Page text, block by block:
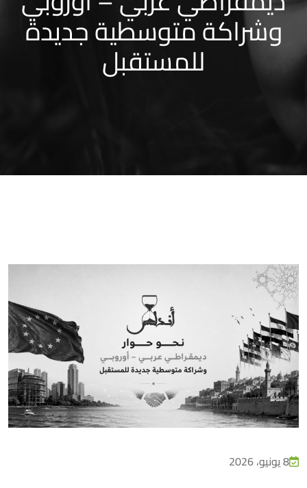
وشراكة متوسطية جديدة
للمستقبل
8 يونيو، 2026